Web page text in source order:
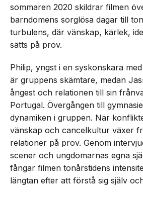
sommaren 2020 skildrar filmen
barndomens sorglösa dagar till
turbulens, där vänskap, kärlek,
sätts på prov.
Philip, yngst i en syskonskara
är gruppens skämtare, medan
ångest och relationen till sin
Portugal. Övergången till
dynamiken i gruppen. När
vänskap och cancelkultur växer
relationer på prov. Genom
scener och ungdomarnas egna
fångar filmen tonårstidens
längtan efter att förstå sig själv